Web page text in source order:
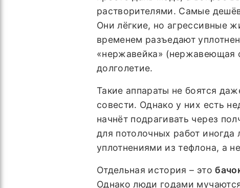
растворителями. Самые
Они лёгкие, но агрессивные
временем разъедают
«нержавейка» (нержавеющая
долголетие.
Такие аппараты не боятся
совести. Однако у них есть
начнёт подрагивать через
для потолочных работ
уплотнениями из тефлона, а
Отдельная история – это
Однако люди годами